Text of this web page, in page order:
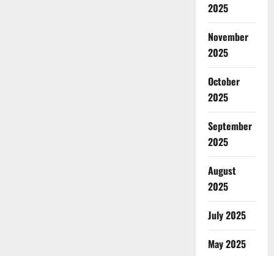
2025
November
2025
October
2025
September
2025
August
2025
July 2025
May 2025